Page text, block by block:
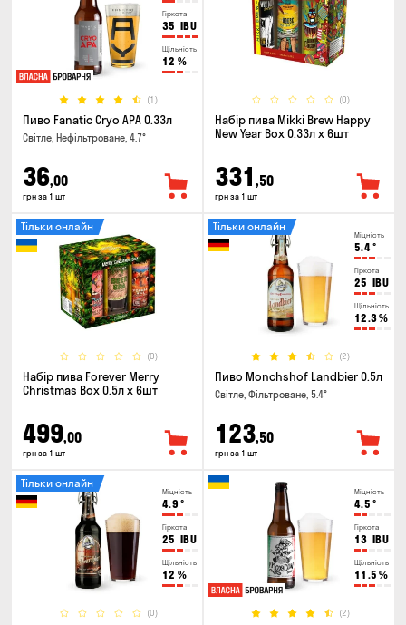
Гіркота
35 IBU
Щільність
12 %
(1)
Пиво Fanatic Cryo APA 0.33л
Світле, Нефільтроване, 4.7°
36,00
грн за 1 шт
(0)
Набір пива Mikki Brew Happy
New Year Box 0.33л x 6шт
331 ,50
грн за 1 шт
(0)
Тільки онлайн
Набір пива Forever Merry
Christmas Box 0.5л x 6шт
499,00
грн за 1 шт
Міцність
5.4°
Гіркота
25 IBU
Щільність
12.3%
(2)
Тільки онлайн
Пиво Monchshof Landbier 0.5л
Світле, Фільтроване, 5.4°
123,50
грн за 1 шт
Міцність
4.9 °
Гіркота
25 IBU
Щільність
12 %
(0)
Тільки онлайн
Міцність
4.5 °
Гіркота
13 IBU
Щільність
11.5 %
(2)